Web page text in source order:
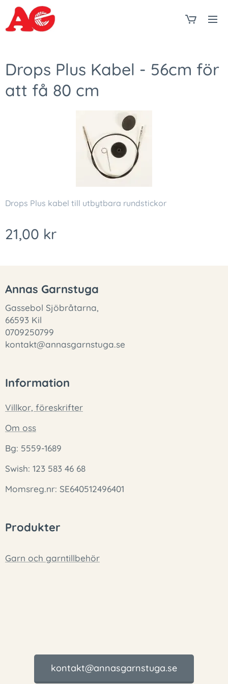
Drops Plus Kabel - 56cm för
att få 80 cm
Drops Plus kabel till utbytbara rundstickor
21,00 kr
Annas Garnstuga
Gassebol Sjöbråtarna,
66593 Kil
0709250799
kontakt@annasgarnstuga.se
Information
Villkor, föreskrifter
Om oss
Bg: 5559-1689
Swish: 123 583 46 68
Momsreg.nr: SE640512496401
Produkter
Garn och garntillbehör
kontakt@annasgarnstuga.se